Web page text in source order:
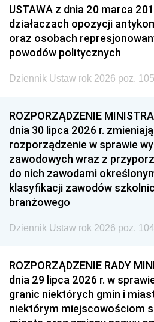
USTAWA z dnia 20 marca
działaczach opozycji
oraz osobach
powodów politycznych
Dziennik Ustaw rok 2026 poz.
ROZPORZĄDZENIE
dnia 30 lipca 2026 r.
rozporządzenie w sprawie
zawodowych wraz z
do nich zawodami
klasyfikacji zawodów
branżowego
Dziennik Ustaw rok 2026 poz.
ROZPORZĄDZENIE RADY
dnia 29 lipca 2026 r. w
granic niektórych gmin i
niektórym miejscowościom